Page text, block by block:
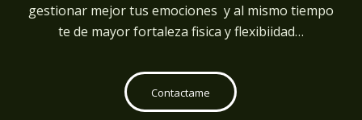
gestionar mejor tus emociones y al mismo tiempo
te de mayor fortaleza fisica y flexibiidad…
Contactame